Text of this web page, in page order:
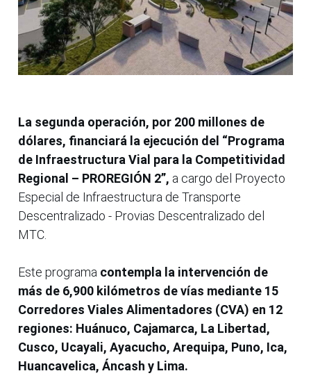
La segunda operación, por 200 millones de
dólares, financiará la ejecución del “Programa
de Infraestructura Vial para la Competitividad
Regional – PROREGIÓN 2”, a cargo del Proyecto
Especial de Infraestructura de Transporte
Descentralizado - Provias Descentralizado del
MTC.
Este programa contempla la intervención de
más de 6,900 kilómetros de vías mediante 15
Corredores Viales Alimentadores (CVA) en 12
regiones: Huánuco, Cajamarca, La Libertad,
Cusco, Ucayali, Ayacucho, Arequipa, Puno, Ica,
Huancavelica, Áncash y Lima.